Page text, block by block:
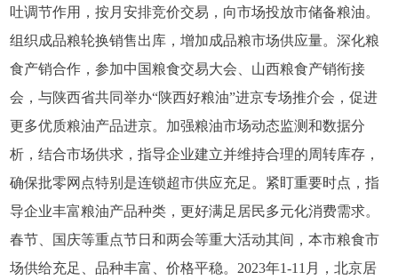
吐调节作用，按月安排竞价交易，向市场投放市储备粮油。
组织成品粮轮换销售出库，增加成品粮市场供应量。深化粮
食产销合作，参加中国粮食交易大会、山西粮食产销衔接
会，与陕西省共同举办“陕西好粮油”进京专场推介会，促进
更多优质粮油产品进京。加强粮油市场动态监测和数据分
析，结合市场供求，指导企业建立并维持合理的周转库存，
确保批零网点特别是连锁超市供应充足。紧盯重要时点，指
导企业丰富粮油产品种类，更好满足居民多元化消费需求。
春节、国庆等重点节日和两会等重大活动其间，本市粮食市
场供给充足、品种丰富、价格平稳。2023年1-11月，北京居